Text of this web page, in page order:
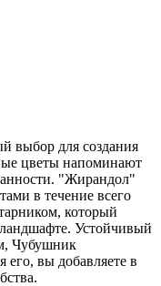
выбор для создания
цветы напоминают
"Жирандол"
в течение всего
который
Устойчивый
Чубушник
вы добавляете в